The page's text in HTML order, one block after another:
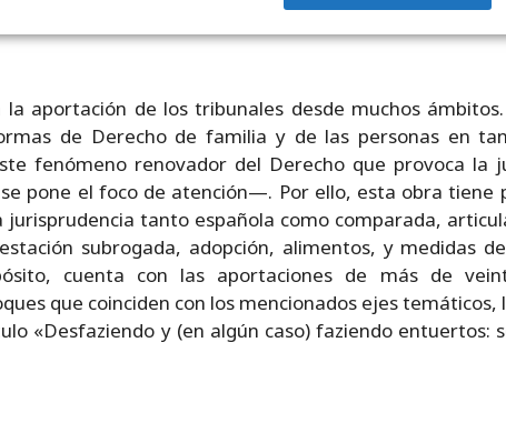
aportación de los tribunales desde muchos
de Derecho de familia y de las personas en
fenómeno renovador del Derecho que provoca la
pone el foco de atención—. Por ello, esta obra
tanto española como comparada,
subrogada, adopción, alimentos, y medidas
cuenta con las aportaciones de más de
que coinciden con los mencionados ejes temáticos,
«Desfaziendo y (en algún caso) faziendo entuertos: